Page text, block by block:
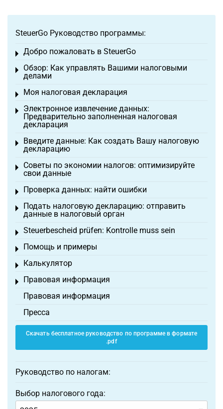
SteuerGo Руководство программы:
Добро пожаловать в SteuerGo
Toggle menu
Обзор: Как управлять Вашими налоговыми
делами
Toggle menu
Моя налоговая декларация
Toggle menu
Электронное извлечение данных:
Предварительно заполненная налоговая
декларация
Toggle menu
Введите данные: Как создать Вашу налоговую
декларацию
Toggle menu
Советы по экономии налогов: оптимизируйте
свои данные
Toggle menu
Проверка данных: найти ошибки
Toggle menu
Подать налоговую декларацию: отправить
данные в налоговый орган
Toggle menu
Steuerbescheid prüfen: Kontrolle muss sein
Toggle menu
Помощь и примеры
Toggle menu
Калькулятор
Toggle menu
Правовая информация
Toggle menu
Правовая информация
Пресса
Скачать бесплатное руководство по программе в формате
.pdf
Руководство по налогам:
Выбор налогового года: